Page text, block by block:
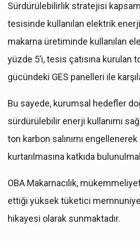
Sürdürülebilirlik stratejisi
tesisinde kullanılan elektrik
makarna üretiminde kullanılan
yüzde 5’i, tesis çatısına kurulan
gücündeki GES panelleri ile
Bu sayede, kurumsal hedefler
sürdürülebilir enerji kullanımı
ton karbon salınımı engellenerek
kurtarılmasına katkıda
OBA Makarnacılık,
ettiği yüksek tüketici
hikayesi olarak sunmaktadır.